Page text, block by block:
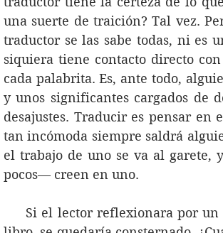
una suerte de traición? Tal vez.
traductor se las sabe todas, ni es
siquiera tiene contacto directo
cada palabrita. Es, ante todo,
y unos significantes cargados de
desajustes. Traducir es pensar
tan incómoda siempre saldrá
el trabajo de uno se va al
pocos— creen en uno.
Si el lector reflexionara por un